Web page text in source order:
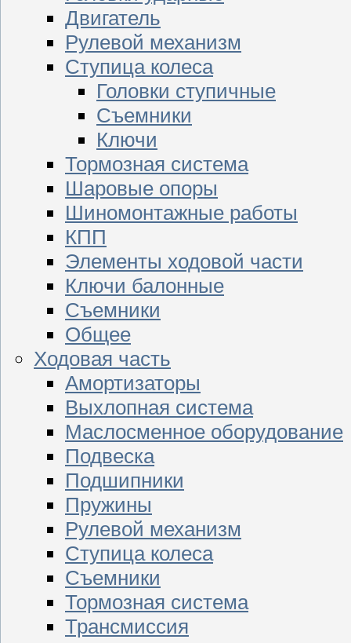
Двигатель
Рулевой механизм
Ступица колеса
Головки ступичные
Съемники
Ключи
Тормозная система
Шаровые опоры
Шиномонтажные работы
КПП
Элементы ходовой части
Ключи балонные
Съемники
Общее
Ходовая часть
Амортизаторы
Выхлопная система
Маслосменное оборудование
Подвеска
Подшипники
Пружины
Рулевой механизм
Ступица колеса
Съемники
Тормозная система
Трансмиссия